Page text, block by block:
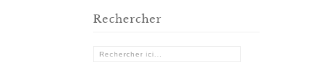
Rechercher